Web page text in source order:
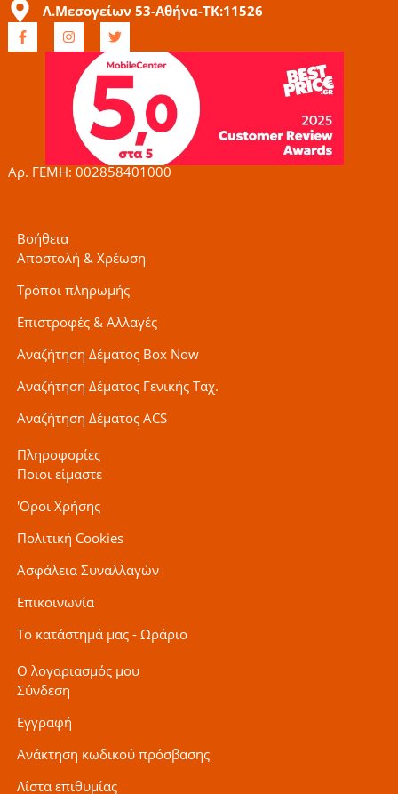
Λ.Μεσογείων 53-Αθήνα-ΤΚ:11526
F
a
c
I
n
s
g
r
a
m
T
w
t
t
e
r
Αρ. ΓΕΜΗ: 002858401000
Βοήθεια
Αποστολή & Χρέωση
Τρόποι πληρωμής
Επιστροφές & Αλλαγές
Αναζήτηση Δέματος Box Now
Αναζήτηση Δέματος Γενικής Ταχ.
Αναζήτηση Δέματος ACS
Πληροφορίες
Ποιοι είμαστε
'Οροι Χρήσης
Πολιτική Cookies
Ασφάλεια Συναλλαγών
Επικοινωνία
Το κατάστημά μας - Ωράριο
Ο λογαριασμός μου
Σύνδεση
Εγγραφή
Ανάκτηση κωδικού πρόσβασης
Λίστα επιθυμίας